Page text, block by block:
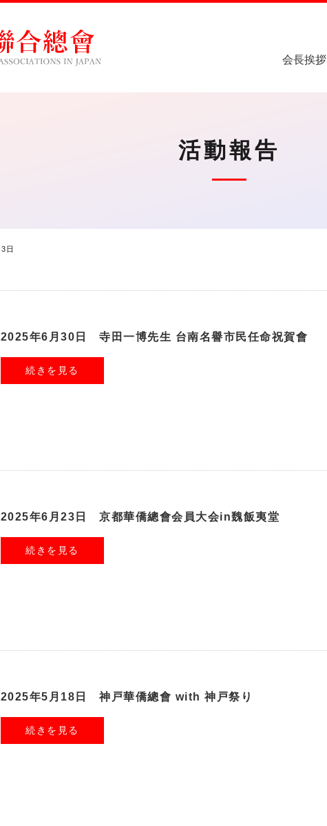
会長挨拶
活動報告
3日
2025年6月30日 寺田一博先生 台南名譽市民任命祝賀會
続きを見る
2025年6月23日 京都華僑總會会員大会in魏飯夷堂
続きを見る
2025年5月18日 神戸華僑總會 with 神戸祭り
続きを見る